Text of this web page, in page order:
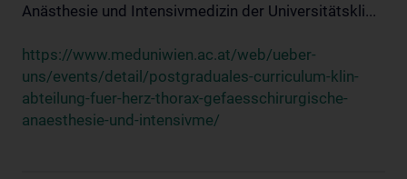
Anästhesie und Intensivmedizin der Universitätskli...
https://www.meduniwien.ac.at/web/ueber-
uns/events/detail/postgraduales-curriculum-klin-
abteilung-fuer-herz-thorax-gefaesschirurgische-
anaesthesie-und-intensivme/